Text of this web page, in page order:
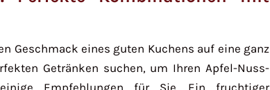
Geschmack eines guten Kuchens auf eine ganz
Getränken suchen, um Ihren Apfel-Nuss-